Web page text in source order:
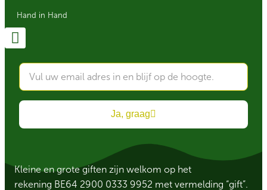
Hand in Hand
Ja, graag
Kleine en grote giften zijn welkom op het
rekening BE64 2900 0333 9952 met vermelding “gift”.